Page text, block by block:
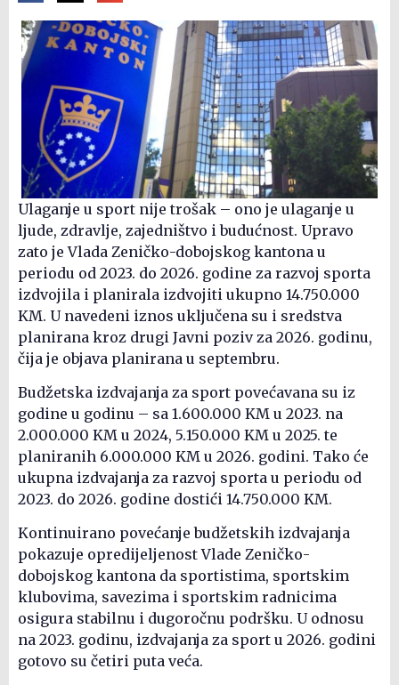
Ulaganje u sport nije trošak – ono je ulaganje u
ljude, zdravlje, zajedništvo i budućnost. Upravo
zato je Vlada Zeničko-dobojskog kantona u
periodu od 2023. do 2026. godine za razvoj sporta
izdvojila i planirala izdvojiti ukupno 14.750.000
KM. U navedeni iznos uključena su i sredstva
planirana kroz drugi Javni poziv za 2026. godinu,
čija je objava planirana u septembru.
Budžetska izdvajanja za sport povećavana su iz
godine u godinu – sa 1.600.000 KM u 2023. na
2.000.000 KM u 2024, 5.150.000 KM u 2025. te
planiranih 6.000.000 KM u 2026. godini. Tako će
ukupna izdvajanja za razvoj sporta u periodu od
2023. do 2026. godine dostići 14.750.000 KM.
Kontinuirano povećanje budžetskih izdvajanja
pokazuje opredijeljenost Vlade Zeničko-
dobojskog kantona da sportistima, sportskim
klubovima, savezima i sportskim radnicima
osigura stabilnu i dugoročnu podršku. U odnosu
na 2023. godinu, izdvajanja za sport u 2026. godini
gotovo su četiri puta veća.